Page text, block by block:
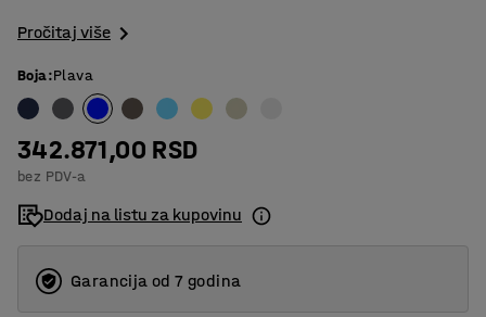
Pročitaj više
Boja:Plava
342.871,00 RSD
bez PDV-a
Dodaj na listu za kupovinu
Garancija od 7 godina